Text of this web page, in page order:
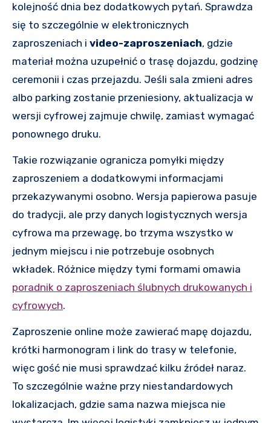
kolejność dnia bez dodatkowych pytań. Sprawdza
się to szczególnie w elektronicznych
zaproszeniach i video-zaproszeniach, gdzie
materiał można uzupełnić o trasę dojazdu, godzinę
ceremonii i czas przejazdu. Jeśli sala zmieni adres
albo parking zostanie przeniesiony, aktualizacja w
wersji cyfrowej zajmuje chwilę, zamiast wymagać
ponownego druku.
Takie rozwiązanie ogranicza pomyłki między
zaproszeniem a dodatkowymi informacjami
przekazywanymi osobno. Wersja papierowa pasuje
do tradycji, ale przy danych logistycznych wersja
cyfrowa ma przewagę, bo trzyma wszystko w
jednym miejscu i nie potrzebuje osobnych
wkładek. Różnice między tymi formami omawia
poradnik o zaproszeniach ślubnych drukowanych i
cyfrowych.
Zaproszenie online może zawierać mapę dojazdu,
krótki harmonogram i link do trasy w telefonie,
więc gość nie musi sprawdzać kilku źródeł naraz.
To szczególnie ważne przy niestandardowych
lokalizacjach, gdzie sama nazwa miejsca nie